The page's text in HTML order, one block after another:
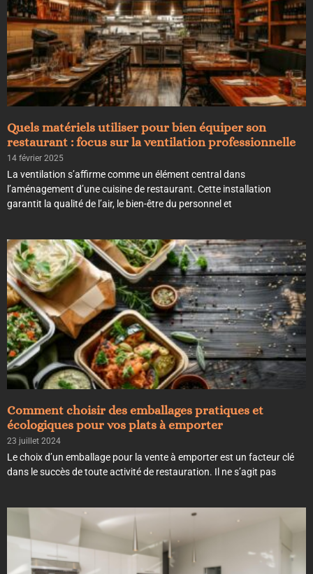
Quels matériels utiliser pour bien équiper son
restaurant : focus sur la ventilation professionnelle
14 février 2025
La ventilation s’affirme comme un élément central dans
l’aménagement d’une cuisine de restaurant. Cette installation
garantit la qualité de l’air, le bien-être du personnel et
Comment choisir des emballages pratiques et
écologiques pour vos plats à emporter
23 juillet 2024
Le choix d’un emballage pour la vente à emporter est un facteur clé
dans le succès de toute activité de restauration. Il ne s’agit pas